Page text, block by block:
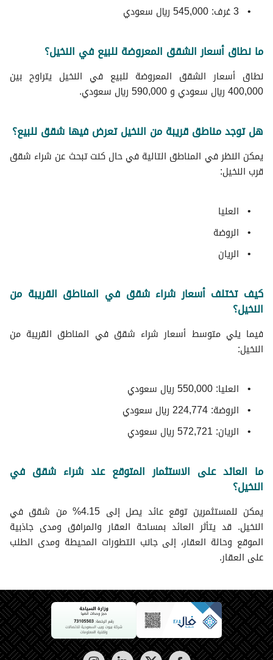
3 غرف: 545,000 ريال سعودي
ما نطاق أسعار الشقق المعروضة للبيع في النخيل؟
نطاق أسعار الشقق المعروضة للبيع في النخيل يتراوح بين
400,000 ريال سعودي و 590,000 ريال سعودي.
هل توجد مناطق قريبة من النخيل تعرض فيها شقق للبيع؟
يمكن النظر في المناطق التالية في حال كنت تبحث عن شراء شقق
قرب النخيل:
العليا
الروضة
الريان
كيف تختلف أسعار شراء شقق في المناطق القريبة من
النخيل؟
فيما يلي متوسط ​​أسعار شراء شقق في المناطق القريبة من
النخيل:
العليا: 550,000 ريال سعودي
الروضة: 224,774 ريال سعودي
الريان: 572,721 ريال سعودي
ما العائد على الاستثمار المتوقع عند شراء شقق في
النخيل؟
يمكن للمستثمرين توقع عائد يصل إلى 4.15% من شقق في
النخيل. قد يتأثر العائد بمساحة العقار والمرافق ومدى جاذبية
الموقع وحالة العقار، إلى جانب التطورات المحيطة ومدى الطلب
على العقار.